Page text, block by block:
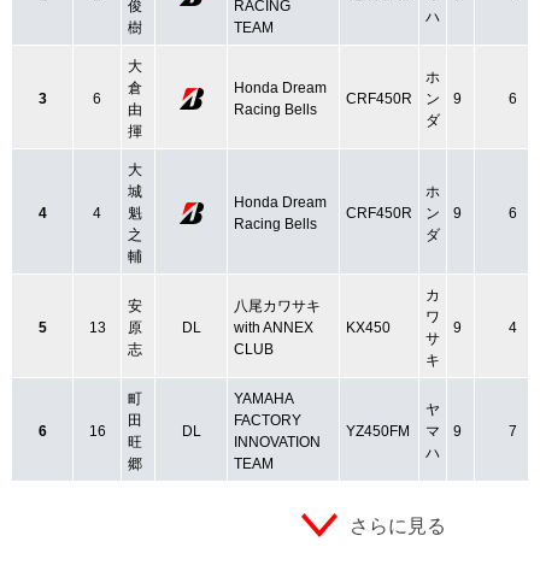
俊
樹
RACING
TEAM
ハ
3 6
大
倉
由
揮
Honda Dream
Racing Bells
CRF450R
ホ
ン
ダ
9 6
4 4
大
城
魁
之
輔
Honda Dream
Racing Bells
CRF450R
ホ
ン
ダ
9 6
5 13
安
原
志
DL
八尾カワサキ
with ANNEX
CLUB
KX450
カ
ワ
サ
キ
9 4
6 16
町
田
旺
郷
DL
YAMAHA
FACTORY
INNOVATION
TEAM
YZ450FM
ヤ
マ
ハ
9 7
さらに見る